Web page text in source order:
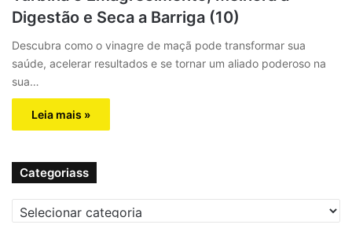
Digestão e Seca a Barriga (10)
Descubra como o vinagre de maçã pode transformar sua
saúde, acelerar resultados e se tornar um aliado poderoso na
sua…
Leia mais »
Categoriass
a